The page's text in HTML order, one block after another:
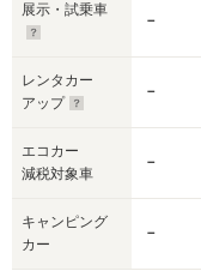
展示・試乗車
－
レンタカー
アップ
－
エコカー
減税対象車
－
キャンピング
カー
－